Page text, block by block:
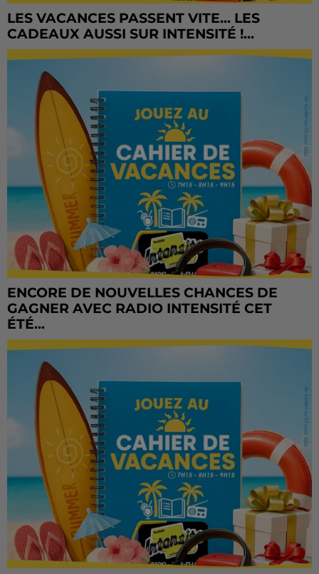
LES VACANCES PASSENT VITE... LES
CADEAUX AUSSI SUR INTENSITÉ !...
ENCORE DE NOUVELLES CHANCES DE
GAGNER AVEC RADIO INTENSITÉ CET
ÉTÉ...